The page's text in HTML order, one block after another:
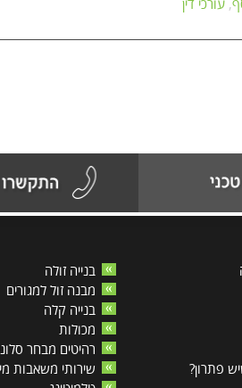
, עורכי דין
פתרון?
בנייה זולה
מבנה זול למגורים
בנייה קלה
מכולות
רהיטים מבחר
שירותי משאבות